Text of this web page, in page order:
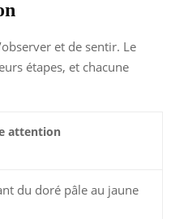
et de sentir. Le
étapes, et chacune
attention
du doré pâle au jaune